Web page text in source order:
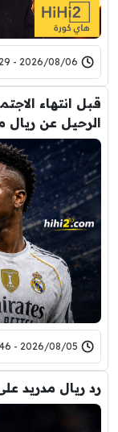
2026/08/06 - 01:29
قبل انتهاء
الرحيل عن ريال
2026/08/05 - 11:46
رد ريال مدريد